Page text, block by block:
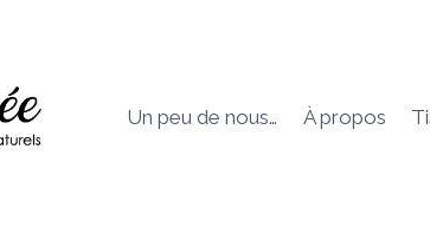
Un peu de nous… À propos